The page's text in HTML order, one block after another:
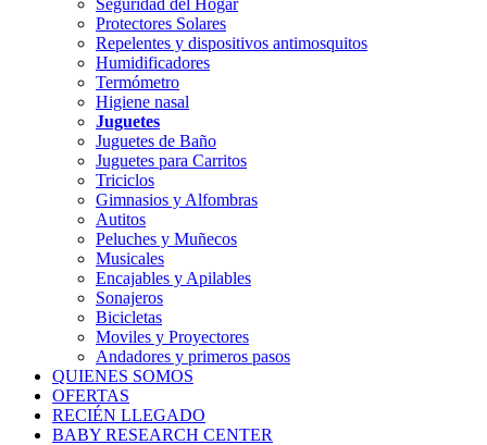
Seguridad del Hogar
Protectores Solares
Repelentes y dispositivos antimosquitos
Humidificadores
Termómetro
Higiene nasal
Juguetes
Juguetes de Baño
Juguetes para Carritos
Triciclos
Gimnasios y Alfombras
Autitos
Peluches y Muñecos
Musicales
Encajables y Apilables
Sonajeros
Bicicletas
Moviles y Proyectores
Andadores y primeros pasos
QUIENES SOMOS
OFERTAS
RECIÉN LLEGADO
BABY RESEARCH CENTER